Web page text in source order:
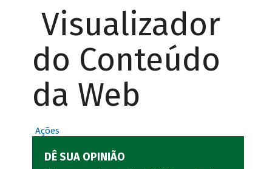
Visualizador
do Conteúdo
da Web
Ações
DÊ SUA OPINIÃO